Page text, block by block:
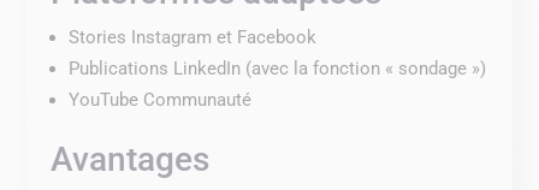
Stories Instagram et Facebook
Publications LinkedIn (avec la fonction « sondage »)
YouTube Communauté
Avantages